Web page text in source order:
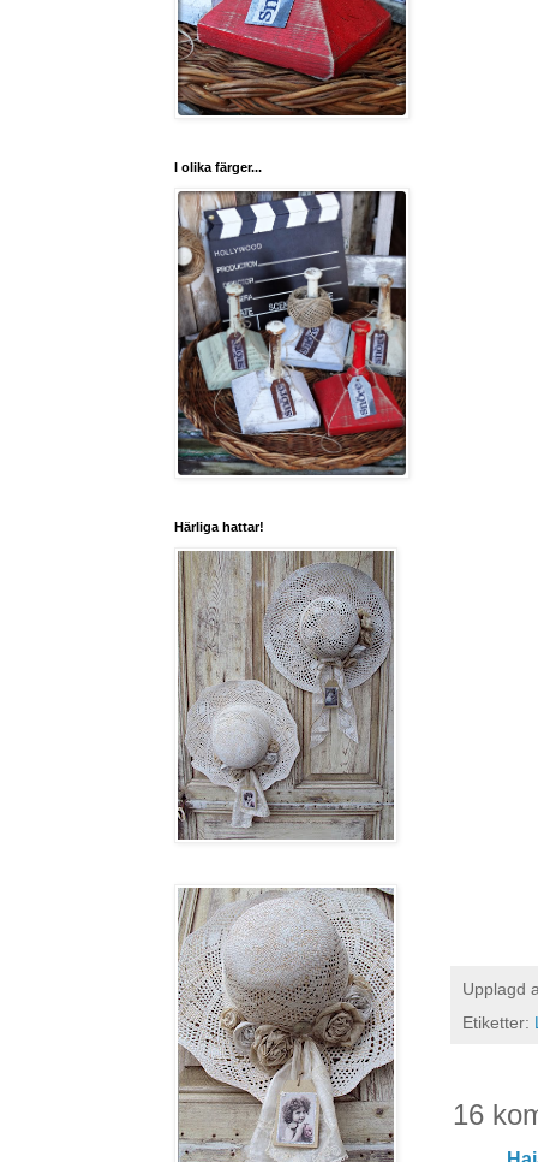
Upplagd
Etiketter:
16
I olika färger...
Härliga hattar!